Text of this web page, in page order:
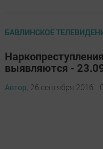
БАВЛИНСКОЕ
выявляются -
Автор, 26 сентября 2016 -